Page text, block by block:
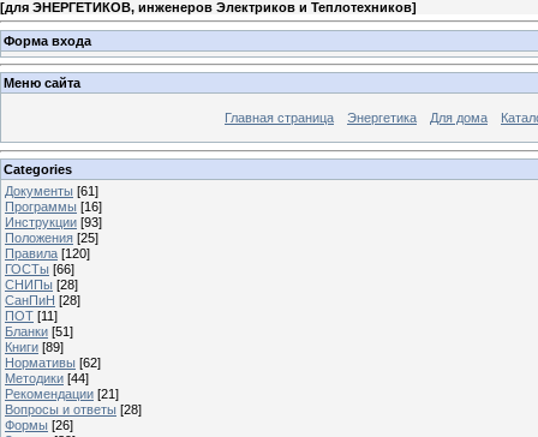
[для ЭНЕРГЕТИКОВ, инженеров Электриков и Теплотехников]
Форма входа
Меню сайта
Главная страница Энергетика Для дома
Categories
Документы [61]
Программы [16]
Инструкции [93]
Положения [25]
Правила [120]
ГОСТы [66]
СНИПы [28]
СанПиН [28]
ПОТ [11]
Бланки [51]
Книги [89]
Нормативы [62]
Методики [44]
Рекомендации [21]
Вопросы и ответы [28]
Формы [26]